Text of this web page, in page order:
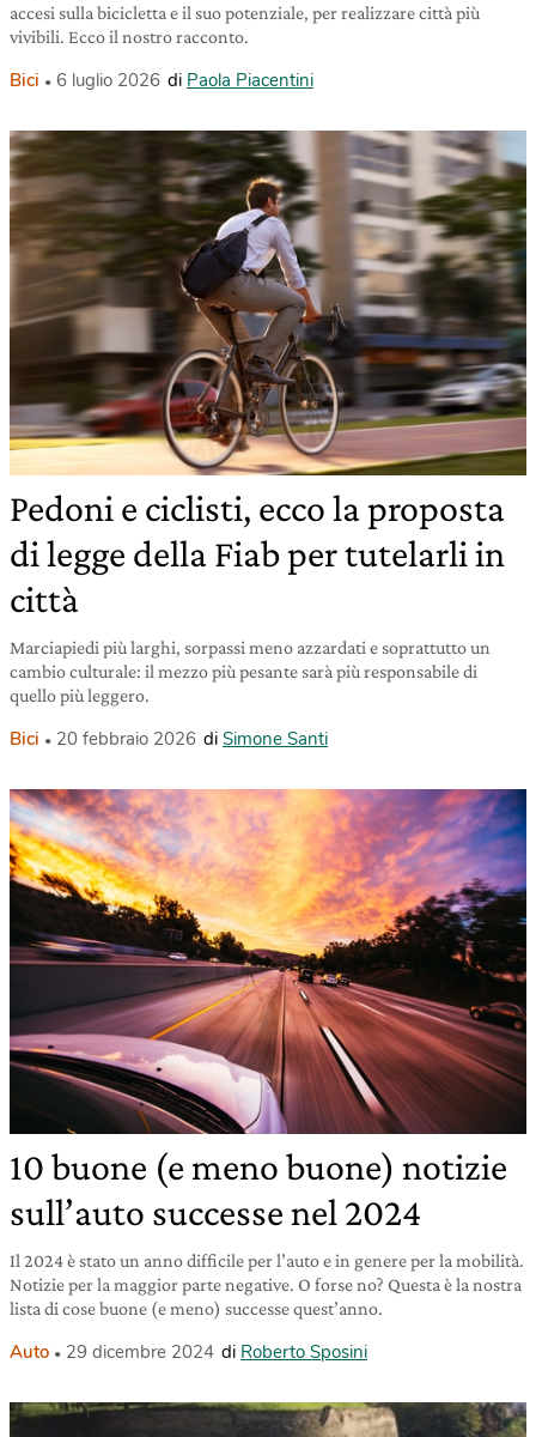
accesi sulla bicicletta e il suo potenziale, per realizzare città più
vivibili. Ecco il nostro racconto.
Bici 6 luglio 2026 di Paola Piacentini
Pedoni e ciclisti, ecco la proposta
di legge della Fiab per tutelarli in
città
Marciapiedi più larghi, sorpassi meno azzardati e soprattutto un
cambio culturale: il mezzo più pesante sarà più responsabile di
quello più leggero.
Bici 20 febbraio 2026 di Simone Santi
10 buone (e meno buone) notizie
sull’auto successe nel 2024
Il 2024 è stato un anno difficile per l’auto e in genere per la mobilità.
Notizie per la maggior parte negative. O forse no? Questa è la nostra
lista di cose buone (e meno) successe quest’anno.
Auto 29 dicembre 2024 di Roberto Sposini